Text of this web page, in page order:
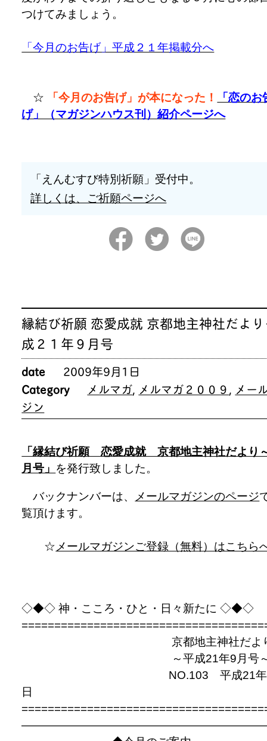
つけてみましょう。
「今月のお告げ」平成２１年掲載分へ
☆ 「今月のお告げ」が本になった！
「恋のお
げ」（マガジンハウス刊）紹介ページへ
「えんむすび特別祈願」受付中。
詳しくは、ご祈願ページへ
縁結び祈願 恋愛成就 京都地主神社だよ
成２１年９月号
date
2009年9月1日
Category
メルマガ, メルマガ２００９, メー
ジン
「縁結び祈願 恋愛成就 京都地主神社だより
月号」 を発行致しました。
バックナンバーは、 メールマガジンのページ
覧頂けます。
☆ メールマガジンご登録（無料）はこちら
◇◆◇ 神・こころ・ひと・日々新たに ◇◆◇
京都地主神社だよ
～平成21年9月号
NO.103 平成21年9
日